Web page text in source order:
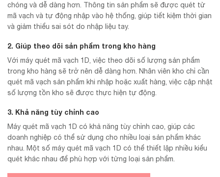
chóng và dễ dàng hơn. Thông tin sản phẩm sẽ được quét từ
mã vạch và tự động nhập vào hệ thống, giúp tiết kiệm thời gian
và giảm thiểu sai sót do nhập liệu tay.
2. Giúp theo dõi sản phẩm trong kho hàng
Với máy quét mã vạch 1D, việc theo dõi số lượng sản phẩm
trong kho hàng sẽ trở nên dễ dàng hơn. Nhân viên kho chỉ cần
quét mã vạch sản phẩm khi nhập hoặc xuất hàng, việc cập nhật
số lượng tồn kho sẽ được thực hiện tự động.
3. Khả năng tùy chỉnh cao
Máy quét mã vạch 1D có khả năng tùy chỉnh cao, giúp các
doanh nghiệp có thể sử dụng cho nhiều loại sản phẩm khác
nhau. Một số máy quét mã vạch 1D có thể thiết lập nhiều kiểu
quét khác nhau để phù hợp với từng loại sản phẩm.